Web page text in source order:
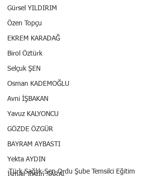
Gürsel YILDIRIM
Özen Topçu
EKREM KARADAĞ
Birol Öztürk
Selçuk ŞEN
Osman KADEMOĞLU
Avni İŞBAKAN
Yavuz KALYONCU
GÖZDE ÖZGÜR
BAYRAM AYBASTI
Yekta AYDIN
İsmail Tosun SARAL
Türk Sağlık-Sen Ordu Şube Temsilci Eğitim